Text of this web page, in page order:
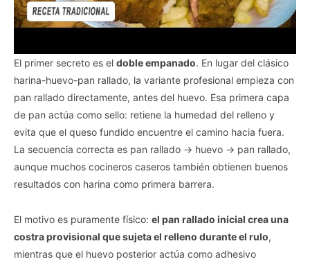
El primer secreto es el doble empanado. En lugar del clásico
harina-huevo-pan rallado, la variante profesional empieza con
pan rallado directamente, antes del huevo. Esa primera capa
de pan actúa como sello: retiene la humedad del relleno y
evita que el queso fundido encuentre el camino hacia fuera.
La secuencia correcta es pan rallado → huevo → pan rallado,
aunque muchos cocineros caseros también obtienen buenos
resultados con harina como primera barrera.
El motivo es puramente físico: el pan rallado inicial crea una
costra provisional que sujeta el relleno durante el rulo,
mientras que el huevo posterior actúa como adhesivo